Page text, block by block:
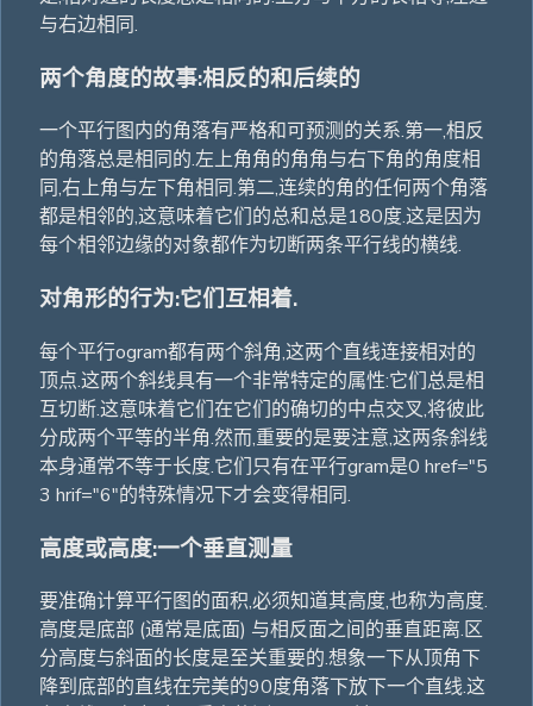
与右边相同.
两个角度的故事:相反的和后续的
一个平行图内的角落有严格和可预测的关系.第一,相反
的角落总是相同的.左上角角的角角与右下角的角度相
同,右上角与左下角相同.第二,连续的角的任何两个角落
都是相邻的,这意味着它们的总和总是180度.这是因为
每个相邻边缘的对象都作为切断两条平行线的横线.
对角形的行为:它们互相着.
每个平行ogram都有两个斜角,这两个直线连接相对的
顶点.这两个斜线具有一个非常特定的属性:它们总是相
互切断.这意味着它们在它们的确切的中点交叉,将彼此
分成两个平等的半角.然而,重要的是要注意,这两条斜线
本身通常不等于长度.它们只有在平行gram是0 href="5
3 hrif="6"的特殊情况下才会变得相同.
高度或高度:一个垂直测量
要准确计算平行图的面积,必须知道其高度,也称为高度.
高度是底部 (通常是底面) 与相反面之间的垂直距离.区
分高度与斜面的长度是至关重要的.想象一下从顶角下
降到底部的直线在完美的90度角落下放下一个直线.这